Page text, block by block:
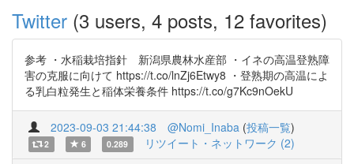
Twitter (3 users, 4 posts, 12 favorites)
参考 ・水稲栽培指針 新潟県農林水産部 ・イネの高温登熟障
害の克服に向けて https://t.co/lnZj6Etwy8 ・登熟期の高温によ
る乳白粒発生と稲体栄養条件 https://t.co/g7Kc9nOekU
2023-09-03 21:44:38 @Nomi_Inaba (投稿一覧)
2 6 0.289 リツイート・ネットワーク (2)